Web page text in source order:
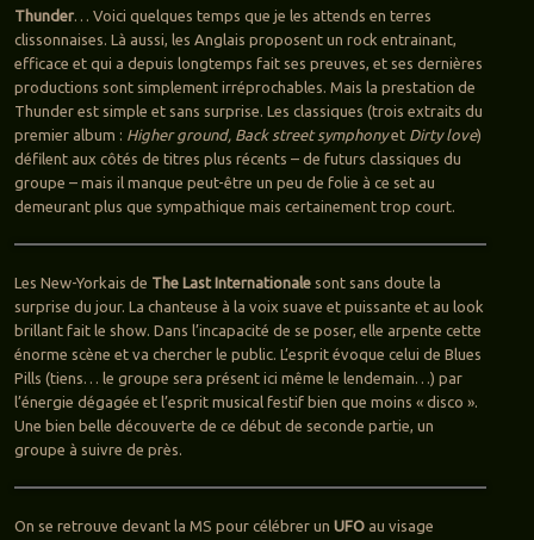
Thunder… Voici quelques temps que je les attends en terres
clissonnaises. Là aussi, les Anglais proposent un rock entrainant,
efficace et qui a depuis longtemps fait ses preuves, et ses dernières
productions sont simplement irréprochables. Mais la prestation de
Thunder est simple et sans surprise. Les classiques (trois extraits du
premier album : Higher ground, Back street symphonyetDirty love)
défilent aux côtés de titres plus récents – de futurs classiques du
groupe – mais il manque peut-être un peu de folie à ce set au
demeurant plus que sympathique mais certainement trop court.
Les New-Yorkais de The Last Internationalesont sans doute la
surprise du jour. La chanteuse à la voix suave et puissante et au look
brillant fait le show. Dans l’incapacité de se poser, elle arpente cette
énorme scène et va chercher le public. L’esprit évoque celui de Blues
Pills (tiens… le groupe sera présent ici même le lendemain…) par
l’énergie dégagée et l’esprit musical festif bien que moins « disco ».
Une bien belle découverte de ce début de seconde partie, un
groupe à suivre de près.
On se retrouve devant la MS pour célébrer un UFOau visage